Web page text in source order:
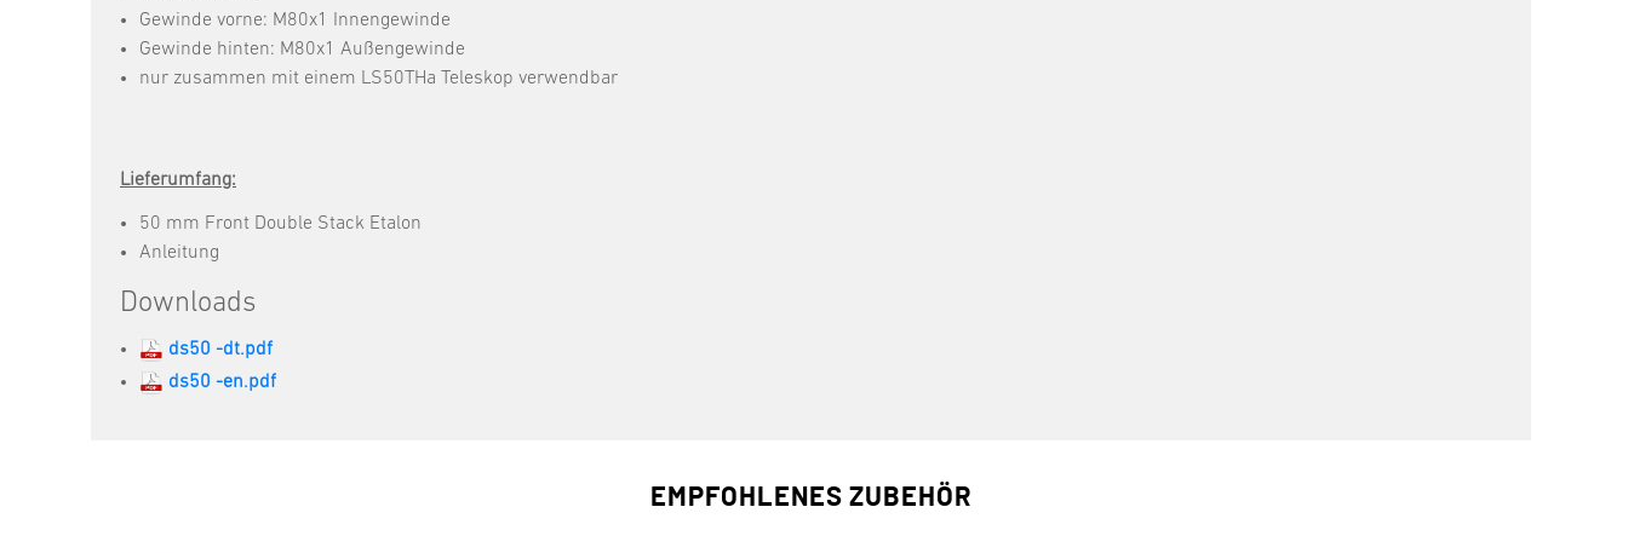
Gewinde vorne: M80x1 Innengewinde
Gewinde hinten: M80x1 Außengewinde
nur zusammen mit einem LS50THa Teleskop verwendbar
Lieferumfang:
50 mm Front Double Stack Etalon
Anleitung
Downloads
ds50 -dt.pdf
ds50 -en.pdf
EMPFOHLENES ZUBEHÖR